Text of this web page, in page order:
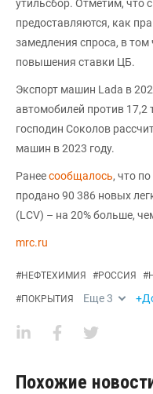
утильсбор. Отметим, что
предоставляются, как
замедления спроса, в том
повышения ставки ЦБ.
Экспорт машин Lada в
автомобилей против 17,2
господин Соколов
машин в 2023 году.
Ранеесообщалось, что
продано 90 386 новых
(LCV) – на 20% больше,
mrc.ru
#НЕФТЕХИМИЯ #РОССИЯ #
#ПОКРЫТИЯ Еще3
Похожие